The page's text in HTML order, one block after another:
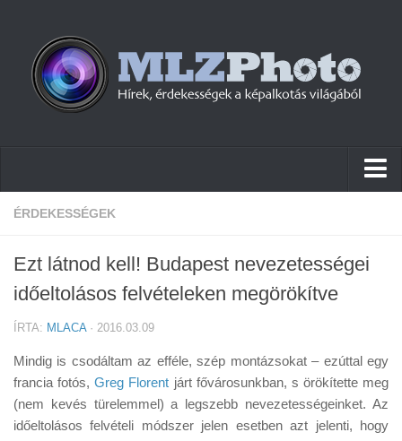
Hírek
Cikkek
Tudástár
Tanácsok
ÉRDEKESSÉGEK
Ezt látnod kell! Budapest nevezetességei
időeltolásos felvételeken megörökítve
ÍRTA: MLACA· 2016.03.09
Mindig is csodáltam az efféle, szép montázsokat – ezúttal egy
francia fotós,Greg Florent járt fővárosunkban, s örökítette meg
(nem kevés türelemmel) a legszebb nevezetességeinket. Az
időeltolásos felvételi módszer jelen esetben azt jelenti, hogy